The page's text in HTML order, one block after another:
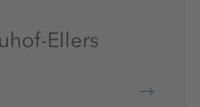
Ellers